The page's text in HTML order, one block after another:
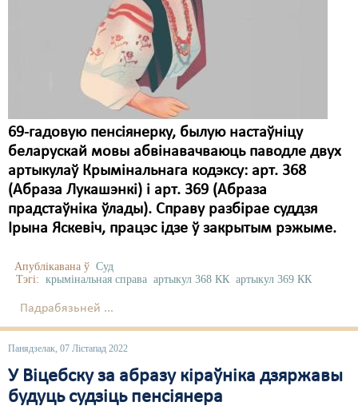
69-гадовую пенсіянерку, былую настаўніцу
беларускай мовы абвінавачваюць паводле двух
артыкулаў Крымінальнага кодэксу: арт. 368
(Абраза Лукашэнкі) і арт. 369 (Абраза
прадстаўніка ўлады). Справу разбірае суддзя
Ірына Яскевіч, працэс ідзе ў закрытым рэжыме.
Апублікавана ў Суд
Тэгі: крымінальная справа артыкул 368 КК артыкул 369 КК
Падрабязьней ...
Панядзелак, 07 Лістапад 2022
У Віцебску за абразу кіраўніка дзяржавы
будуць судзіць пенсіянера